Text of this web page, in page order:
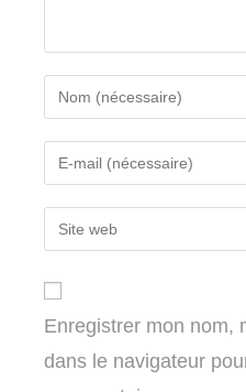
your
name
comment
your
email
address
your
URL
(optional)
Enregistrer mon nom,
dans le navigateur